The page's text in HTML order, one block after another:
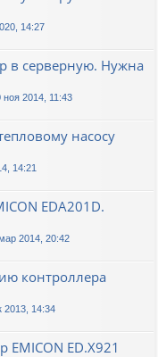
14:27
в серверную. Нужна
ноя 2014, 11:43
насосу
14:21
EDA201D.
2014, 20:42
контроллера
2013, 14:34
ED.X921